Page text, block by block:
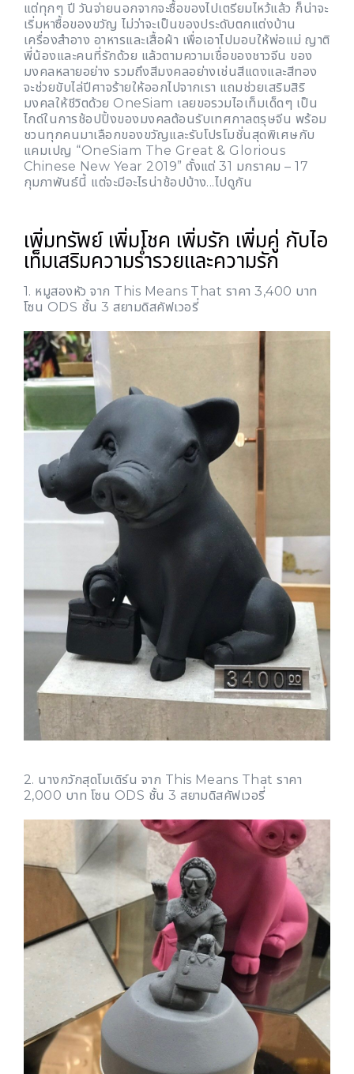
แต่ทุกๆ ปี วันจ่ายนอกจากจะซื้อของไปเตรียมไหว้แล้ว ก็น่าจะ
เริ่มหาซื้อของขวัญ ไม่ว่าจะเป็นของประดับตกแต่งบ้าน
เครื่องสำอาง อาหารและเสื้อผ้า เพื่อเอาไปมอบให้พ่อแม่ ญาติ
พี่น้องและคนที่รักด้วย แล้วตามความเชื่อของชาวจีน ของ
มงคลหลายอย่าง รวมถึงสีมงคลอย่างเช่นสีแดงและสีทอง
จะช่วยขับไล่ปีศาจร้ายให้ออกไปจากเรา แถมช่วยเสริมสิริ
มงคลให้ชีวิตด้วย OneSiam เลยขอรวมไอเท็มเด็ดๆ เป็น
ไกด์ในการช้อปปิ้งของมงคลต้อนรับเทศกาลตรุษจีน พร้อม
ชวนทุกคนมาเลือกของขวัญและรับโปรโมชั่นสุดพิเศษกับ
แคมเปญ “OneSiam The Great & Glorious
Chinese New Year 2019” ตั้งแต่ 31 มกราคม – 17
กุมภาพันธ์นี้ แต่จะมีอะไรน่าช้อปบ้าง...ไปดูกัน
เพิ่มทรัพย์ เพิ่มโชค เพิ่มรัก เพิ่มคู่ กับไอ
เท็มเสริมความร่ำรวยและความรัก
1. หมูสองหัว จาก This Means That ราคา 3,400 บาท
โซน ODS ชั้น 3 สยามดิสคัฟเวอรี่
2. นางกวักสุดโมเดิร์น จาก This Means That ราคา
2,000 บาท โซน ODS ชั้น 3 สยามดิสคัฟเวอรี่